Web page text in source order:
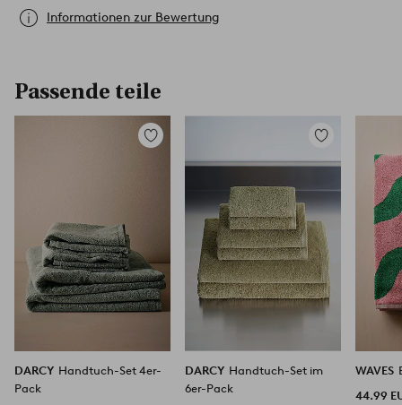
Informationen zur Bewertung
Passende teile
Zu
hinzufügen
DARCY Handtuch-Set 4er-
Pack
Zu
hinzufügen
DARCY Handtuch-Set im
6er-Pack
WAVES
44.99